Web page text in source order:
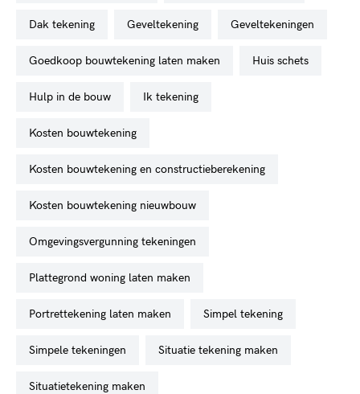
dak tekening geveltekening geveltekeningen
goedkoop bouwtekening laten maken huis schets
hulp in de bouw ik tekening
kosten bouwtekening
kosten bouwtekening en constructieberekening
kosten bouwtekening nieuwbouw
omgevingsvergunning tekeningen
plattegrond woning laten maken
portrettekening laten maken simpel tekening
simpele tekeningen situatie tekening maken
situatietekening maken